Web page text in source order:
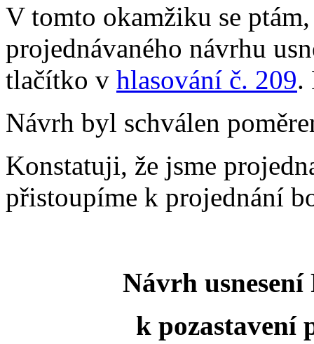
V tomto okamžiku se
projednávaného návrhu
tlačítko v hlasování č. 209.
Návrh byl schválen
Konstatuji, že jsme
přistoupíme k projednání
Návrh usnesení
k pozastavení